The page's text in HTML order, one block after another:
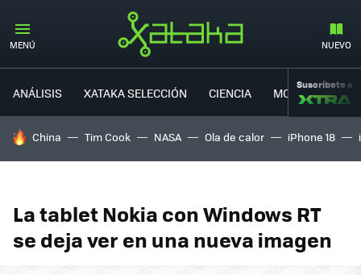
MENÚ NUEVO
ANÁLISIS XATAKA SELECCIÓN CIENCIA MOVILIDAD
Suscríbete a
HOY SE HABLA DE
China Tim Cook NASA Ola de calor iPhone 18
La tablet Nokia con Windows RT
se deja ver en una nueva imagen